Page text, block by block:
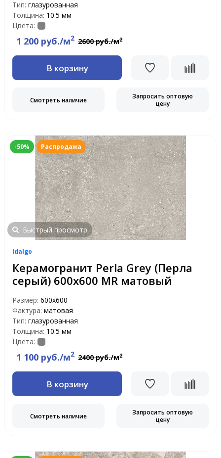
Тип: глазурованная
Толщина: 10.5 мм
Цвета:
1 200 руб./м2 2600 руб./м2
В корзину
Смотреть наличие
Запросить оптовую
цену
-50% Распродажа
Быстрый просмотр
Idalgo
Керамогранит Perla Grey (Перла
серый) 600х600 MR матовый
Размер: 600х600
Фактура: матовая
Тип: глазурованная
Толщина: 10.5 мм
Цвета:
1 100 руб./м2 2400 руб./м2
В корзину
Смотреть наличие
Запросить оптовую
цену